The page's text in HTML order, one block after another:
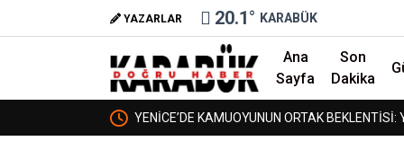
YAZARLAR 20.1° KARABÜK
Ana
Sayfa
Son
Dakika
YURT DA AÇILSIN, BORDROYA “SAHTE” DEDİLER,